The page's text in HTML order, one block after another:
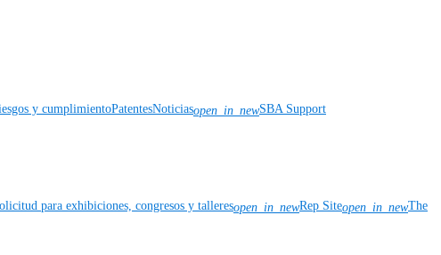
y cumplimientoPatentesNoticiasopen_in_newSBA Support
para exhibiciones, congresos y talleresopen_in_newRep Siteopen_in_newThe